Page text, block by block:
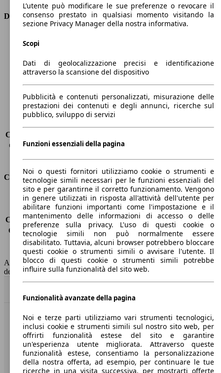
Dimensioni
Larghezza
1860 mm
Passo
2790 mm
Porte
5
Sedili
5
Capacità di traino (senza freni)
Capacità di traino (con freni)
1300 kg
Consumi
Emissioni di CO2*
-
Consumo (urbano)
-
Consumo (extra-urbano) -
Consumo (combinato)*
Classe di emissione
Euro 6
Capacità del serbatoio
43 l
AutoScout24 non si assume alcuna responsabilità per la correttezza
dei dati.
Benvenuti su AutoScout24, il mercato auto europeo.
Società
A proposito di AutoScout24
L’utente può modificare le sue preferenze o revocare il
consenso prestato in qualsiasi momento visitando la
sezione Privacy Manager della nostra informativa.
Scopi
Dati di geolocalizzazione precisi e identificazione
attraverso la scansione del dispositivo
Pubblicità e contenuti personalizzati, misurazione delle
prestazioni dei contenuti e degli annunci, ricerche sul
pubblico, sviluppo di servizi
Funzioni essenziali della pagina
Noi o questi fornitori utilizziamo cookie o strumenti e
tecnologie simili necessari per le funzioni essenziali del
sito e per garantirne il corretto funzionamento. Vengono
in genere utilizzati in risposta all'attività dell'utente per
abilitare funzioni importanti come l'impostazione e il
mantenimento delle informazioni di accesso o delle
preferenze sulla privacy. L'uso di questi cookie o
tecnologie simili non può normalmente essere
disabilitato. Tuttavia, alcuni browser potrebbero bloccare
questi cookie o strumenti simili o avvisare l'utente. Il
blocco di questi cookie o strumenti simili potrebbe
influire sulla funzionalità del sito web.
Funzionalità avanzate della pagina
Noi e terze parti utilizziamo vari strumenti tecnologici,
inclusi cookie e strumenti simili sul nostro sito web, per
offrirti funzionalità estese del sito e garantire
un'esperienza utente migliorata. Attraverso queste
funzionalità estese, consentiamo la personalizzazione
della nostra offerta, ad esempio, per continuare le tue
ricerche in una visita successiva, per mostrarti offerte